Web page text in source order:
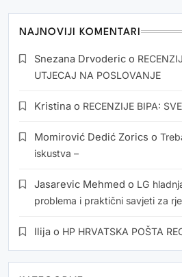
NAJNOVIJI KOMENTARI
Snezana Drvoderic o
UTJECAJ NA POSLOVANJE
Kristina o RECENZIJE BIPA:
Momirović Dedić Zorics o
iskustva –
Jasarevic Mehmed o LG
problema i praktični savjeti za
Ilija o HP HRVATSKA POŠTA